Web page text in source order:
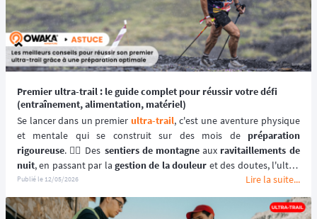
Premier ultra-trail : le guide complet pour réussir votre défi
(entraînement, alimentation, matériel)
Se lancer dans un premier ultra-trail, c'est une aventure physique
et mentale qui se construit sur des mois de préparation
rigoureuse. 🏃‍♂️ Des sentiers de montagne aux ravitaillements de
nuit, en passant par la gestion de la douleur et des doutes, l'ultra-
trail met à l'épreuve chaque facette de l'athlète. Mais avec les bons
outils, les bonnes méthodes et la bonne stratégie, franchir cette
ligne d'arrivée est à la portée de tout traileur motivé. 🏁
Publié le 12/05/2026 Lire la suite...